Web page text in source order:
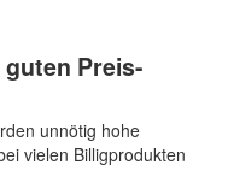
Preis-
unnötig hohe
vielen Billigprodukten